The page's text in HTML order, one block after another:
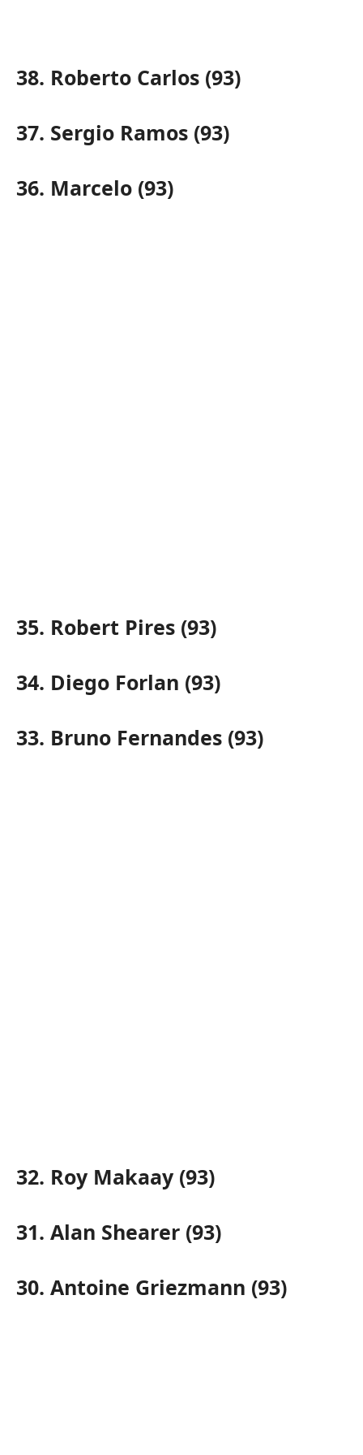
38. Roberto Carlos (93)
37. Sergio Ramos (93)
36. Marcelo (93)
35. Robert Pires (93)
34. Diego Forlan (93)
33. Bruno Fernandes (93)
32. Roy Makaay (93)
31. Alan Shearer (93)
30. Antoine Griezmann (93)